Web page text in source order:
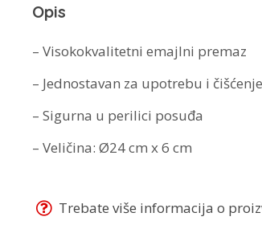
KH-
Opis
– Visokokvalitetni emajlni premaz
– Jednostavan za upotrebu i čišćenje
– Sigurna u perilici posuđa
– Veličina: Ø24 cm x 6 cm
Trebate više informacija o